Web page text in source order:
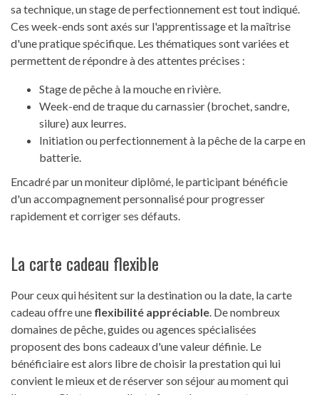
sa technique, un stage de perfectionnement est tout indiqué.
Ces week-ends sont axés sur l'apprentissage et la maîtrise
d'une pratique spécifique. Les thématiques sont variées et
permettent de répondre à des attentes précises :
Stage de pêche à la mouche en rivière.
Week-end de traque du carnassier (brochet, sandre,
silure) aux leurres.
Initiation ou perfectionnement à la pêche de la carpe en
batterie.
Encadré par un moniteur diplômé, le participant bénéficie
d'un accompagnement personnalisé pour progresser
rapidement et corriger ses défauts.
La carte cadeau flexible
Pour ceux qui hésitent sur la destination ou la date, la carte
cadeau offre une flexibilité appréciable. De nombreux
domaines de pêche, guides ou agences spécialisées
proposent des bons cadeaux d'une valeur définie. Le
bénéficiaire est alors libre de choisir la prestation qui lui
convient le mieux et de réserver son séjour au moment qui